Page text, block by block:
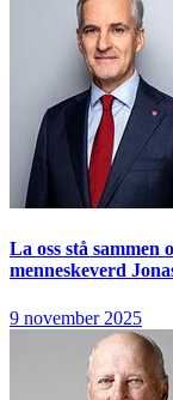
La oss stå sammen
menneskeverd
9 november 2025